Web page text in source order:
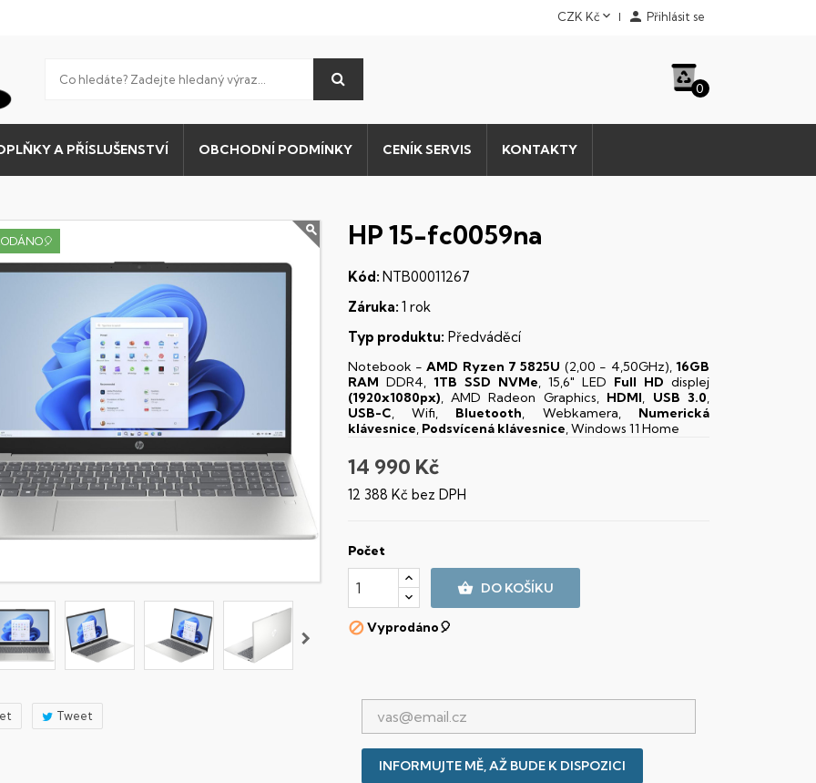
CZK Kč  Přihlásit se
0
A PŘÍSLUŠENSTVÍ OBCHODNÍ PODMÍNKY CENÍK SERVIS KONTAKTY
Tweet
HP 15-fc0059na
Kód: NTB00011267
Záruka: 1 rok
Typ produktu: Předváděcí
Notebook -AMD Ryzen 7 5825U (2,00 - 4,50GHz),16GB
RAM DDR4, 1TB SSD NVMe, 15,6" LED Full HD displej
(1920x1080px), AMD Radeon Graphics, HDMI, USB 3.0,
USB-C, Wifi, Bluetooth, Webkamera, Numerická
klávesnice, Podsvícená klávesnice, Windows 11 Home
14 990 Kč
12 388 Kč bez DPH
Počet
 DO KOŠÍKU
Vyprodáno🎈
INFORMUJTE MĚ, AŽ BUDE K DISPOZICI